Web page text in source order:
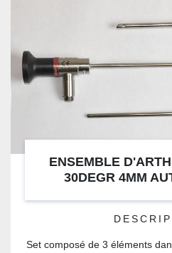
ENSEMBLE
30DEGR 4MM
Set composé de 3 éléments